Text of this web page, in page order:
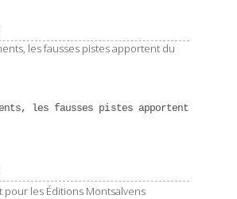
les fausses pistes apportent